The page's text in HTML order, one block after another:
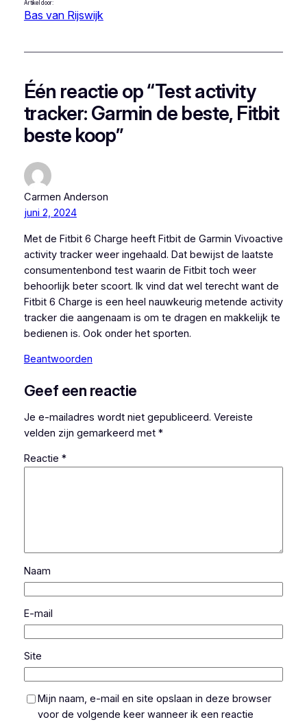
Artikel door:
Bas van Rijswijk
Één reactie op “Test activity
tracker: Garmin de beste, Fitbit
beste koop”
Carmen Anderson
juni 2, 2024
Met de Fitbit 6 Charge heeft Fitbit de Garmin Vivoactive
activity tracker weer ingehaald. Dat bewijst de laatste
consumentenbond test waarin de Fitbit toch weer
behoorlijk beter scoort. Ik vind dat wel terecht want de
Fitbit 6 Charge is een heel nauwkeurig metende activity
tracker die aangenaam is om te dragen en makkelijk te
bedienen is. Ook onder het sporten.
Beantwoorden
Geef een reactie
Je e-mailadres wordt niet gepubliceerd. Vereiste
velden zijn gemarkeerd met *
Reactie *
Naam
E-mail
Site
Mijn naam, e-mail en site opslaan in deze browser
voor de volgende keer wanneer ik een reactie